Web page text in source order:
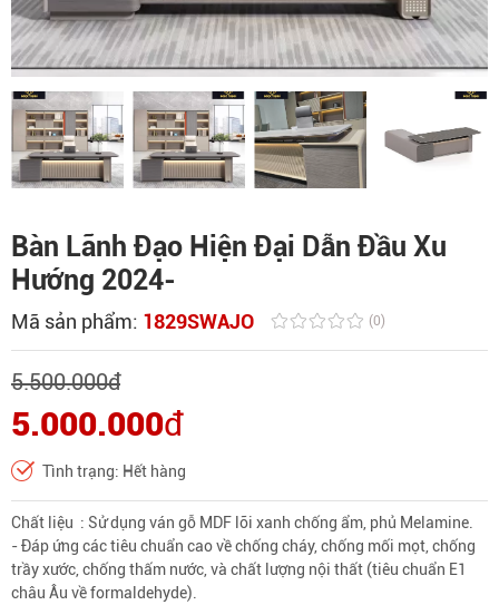
Bàn Lãnh Đạo Hiện Đại Dẫn Đầu Xu
Hướng 2024-
Mã sản phẩm: 1829SWAJO (0)
5.500.000đ
5.000.000đ
Tình trạng: Hết hàng
Chất liệu : Sử dụng ván gỗ MDF lõi xanh chống ẩm, phủ Melamine.
- Đáp ứng các tiêu chuẩn cao về chống cháy, chống mối mọt, chống
trầy xước, chống thấm nước, và chất lượng nội thất (tiêu chuẩn E1
châu Âu về formaldehyde).